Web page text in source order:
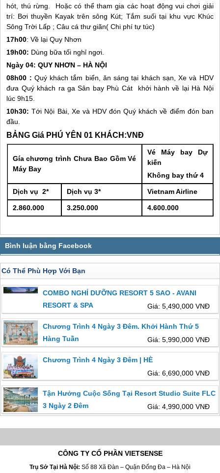
hót, thú rừng. Hoặc có thể tham gia các hoạt động vui chơi giải
trí: Bơi thuyền Kayak trên sông Kút; Tắm suối tại khu vực Khúc
Sông Trời Lấp ; Câu cá thư giãn( Chi phí tự túc)
17h00: Về lạiQuy Nhơn
19h00: Dùng bữa tối nghỉ ngơi.
Ngày 04:QUY NHƠN – HÀ NỘI
08h00 : Quý khách tắm biển, ăn sáng tại khách sạn, Xe và HDV
đưa Quý khách ra ga Sân bay Phù Cát khởi hành về lại Hà Nội
lúc 9h15.
10h30: Tới Nội Bài, Xe và HDV đón Quý khách về điểm đón ban
đầu.
BẢNG Giá PHÚ YÊN 01 KHÁCH:VNĐ
Gía chương trình Chưa Bao Gồm Vé
Máy Bay
Vé Máy bay Dự
kiến
Không bay thứ 4
Dịch vụ 2* Dịch vụ 3* Vietnam Airline
2.860.000 3.250.000 4.600.000
Có Thể Phù Hợp Với Bạn
COMBO NGHỈ DƯỠNG RESORT 5 SAO - AVANI
RESORT & SPA
Giá: 5,490,000 VNĐ
Chương Trình 4 Ngày 3 Đêm. Khởi Hành Thứ 5
Hàng Tuần
Giá: 5,990,000 VNĐ
Chương Trình 4 Ngày 3 Đêm | HÈ
Giá: 6,690,000 VNĐ
Tận Hưởng Cuộc Sống Tại Resort Studio Suite FLC
3 Ngày 2 Đêm
Giá: 4,990,000 VNĐ
CÔNG TY CỔ PHẦN VIETSENSE
Trụ Sở Tại Hà Nội: Số 88 Xã Đàn – Quận Đống Đa – Hà Nội